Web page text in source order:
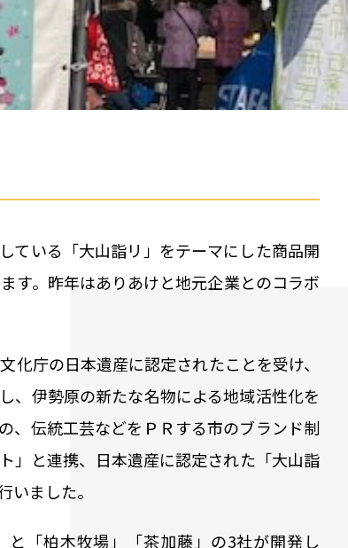
ている「大山詣リ」をテーマにした商品開
す。昨年はありあけと地元企業とのコラボ
庁の日本遺産に認定されたことを受け、
、伊勢原の新たな名物による地域活性化を
、伝統工芸などをＰＲする市のブランド制
」と連携、日本遺産に認定された「大山詣
いました。
「柏木牧場」「茶加藤」の3社が開発し